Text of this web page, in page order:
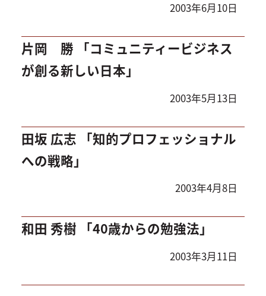
2003年6月10日
片岡 勝 「コミュニティービジネス
が創る新しい日本」
2003年5月13日
田坂 広志 「知的プロフェッショナル
への戦略」
2003年4月8日
和田 秀樹 「40歳からの勉強法」
2003年3月11日